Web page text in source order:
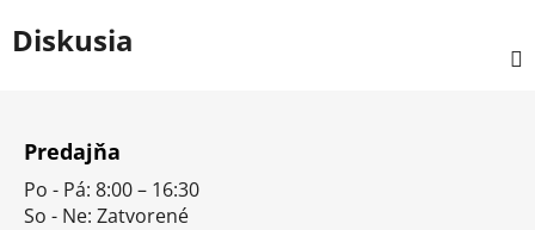
Diskusia
Predajňa
Po - Pá: 8:00 – 16:30
So - Ne: Zatvorené